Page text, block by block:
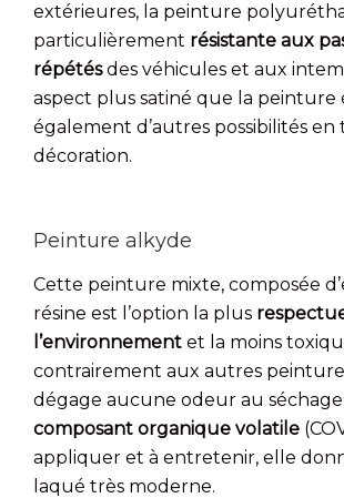
extérieures, la peinture
particulièrement résistante aux
répétésdes véhicules et aux
aspect plus satiné que la peinture
également d’autres possibilités en
décoration.
Peinture alkyde
Cette peinture mixte, composée
résine est l’option la plus
l’environnement et la moins
contrairement aux autres
dégage aucune odeur au
composant organique volatile
appliquer et à entretenir, elle
laqué très moderne.